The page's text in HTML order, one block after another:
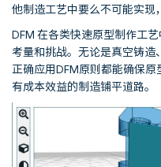
他制造工艺中要么不可能实现
DFM 在各类快速原型制作工
考量和挑战。无论是真空铸造
正确应用DFM原则都能确保
有成本效益的制造铺平道路。